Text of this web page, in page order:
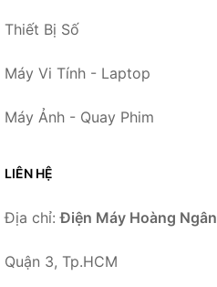
Thiết Bị Số
Máy Vi Tính - Laptop
Máy Ảnh - Quay Phim
LIÊN HỆ
Địa chỉ:Điện Máy Hoàng Ngân
Quận 3, Tp.HCM